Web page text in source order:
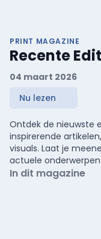
PRINT MAGAZINE
Recente
04 maart 2026
Nu lezen
Ontdek de nieuwste
inspirerende
visuals. Laat je
actuele
In dit magazine